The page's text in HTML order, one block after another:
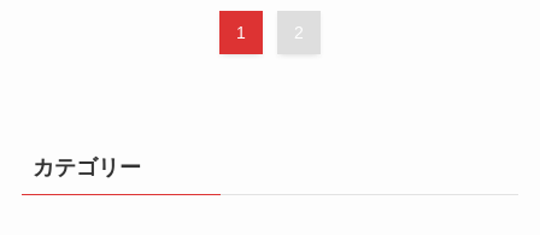
1 2
カテゴリー